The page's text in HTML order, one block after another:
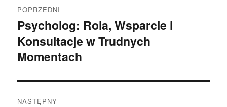
wpisu
POPRZEDNI
Poprzedni
wpis:
Psycholog: Rola, Wsparcie i
Konsultacje w Trudnych
Momentach
NASTĘPNY